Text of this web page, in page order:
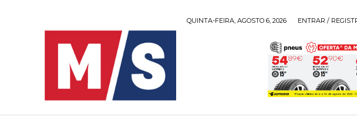
QUINTA-FEIRA, AGOSTO 6, 2026 ENTRAR /